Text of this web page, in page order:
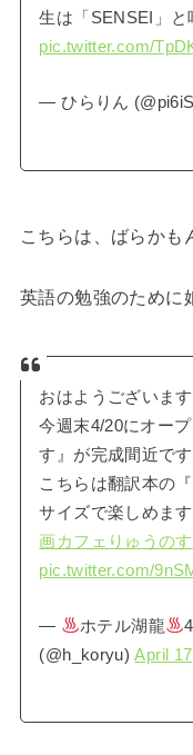
生は「SENSEI」と
pic.twitter.com/
— ひらりん
こちらは、ばらかも
英語の勉強のために
おはようございます
今週末4/20にオー
す』が完成間近で
こちらは翻訳本の
サイズで楽しめま
画カフェりゅうのす
pic.twitter.com/
— ホテル湖龍
(@h_koryu)April